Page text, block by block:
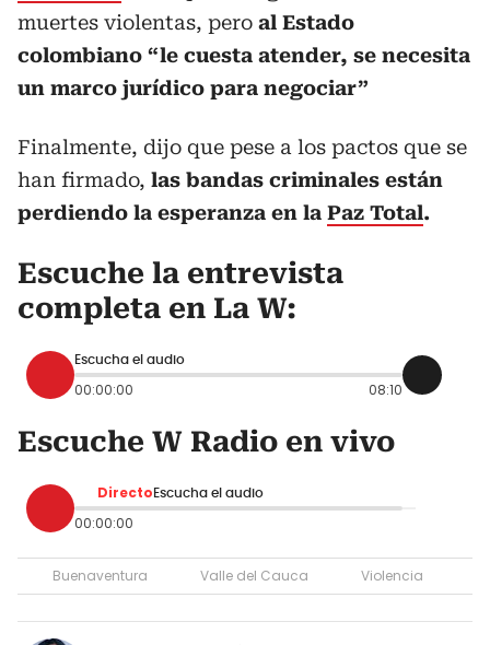
muertes violentas, pero al Estado
colombiano “le cuesta atender, se necesita
un marco jurídico para negociar”
Finalmente, dijo que pese a los pactos que se
han firmado, las bandas criminales están
perdiendo la esperanza en la Paz Total.
Escuche la entrevista
completa en La W:
Escucha el audio
00:00:00 08:10
Escuche W Radio en vivo
Directo Escucha el audio
00:00:00
Buenaventura Valle del Cauca Violencia